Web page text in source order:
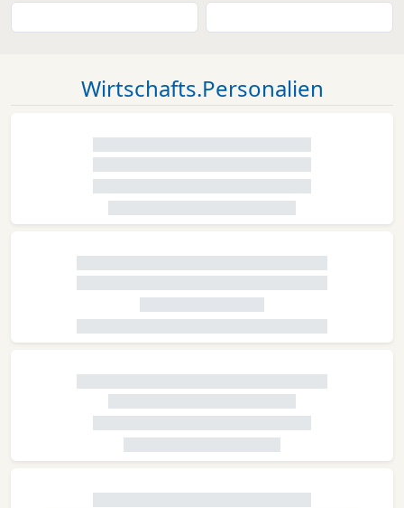
Wirtschafts.Personalien